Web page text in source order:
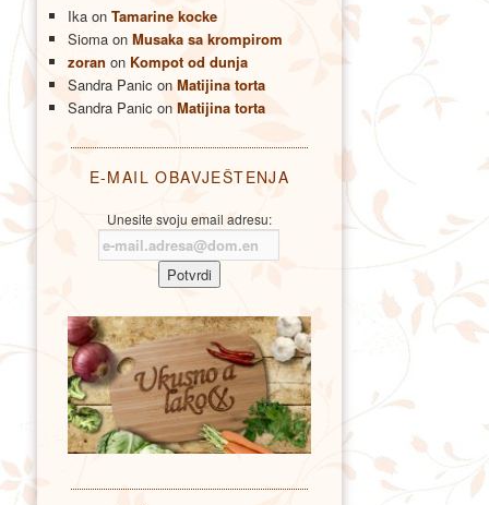
Ikaon Tamarine kocke
Siomaon Musaka sa krompirom
zoran on Kompot od dunja
Sandra Panic on Matijina torta
Sandra Panic on Matijina torta
E-MAIL OBAVJEŠTENJA
Unesite svoju email adresu: